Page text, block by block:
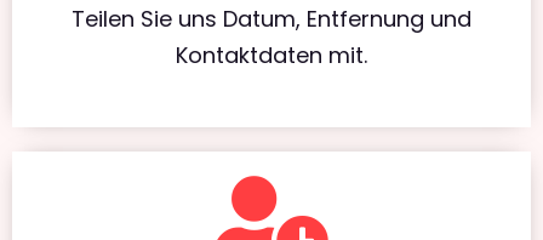
Teilen Sie uns Datum, Entfernung und
Kontaktdaten mit.